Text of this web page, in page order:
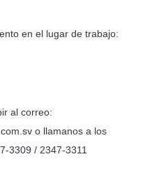
en el lugar de trabajo:
al correo:
o llamanos a los
3309 / 2347-3311